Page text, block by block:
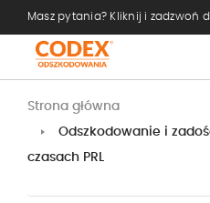
Masz pytania? Kliknij i zadzwoń
Strona główna
Odszkodowanie i
czasach PRL